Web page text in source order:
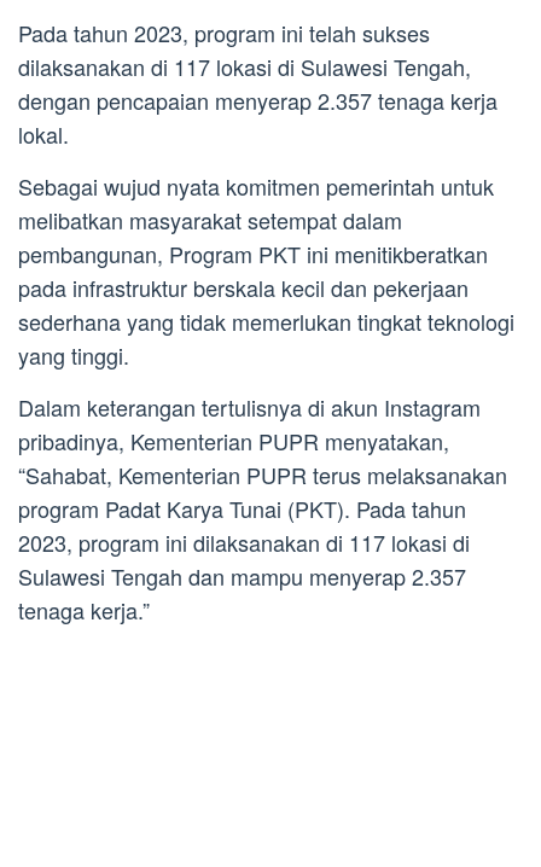
Pada tahun 2023, program ini telah sukses
dilaksanakan di 117 lokasi di Sulawesi Tengah,
dengan pencapaian menyerap 2.357 tenaga kerja
lokal.
Sebagai wujud nyata komitmen pemerintah untuk
melibatkan masyarakat setempat dalam
pembangunan, Program PKT ini menitikberatkan
pada infrastruktur berskala kecil dan pekerjaan
sederhana yang tidak memerlukan tingkat teknologi
yang tinggi.
Dalam keterangan tertulisnya di akun Instagram
pribadinya, Kementerian PUPR menyatakan,
“Sahabat, Kementerian PUPR terus melaksanakan
program Padat Karya Tunai (PKT). Pada tahun
2023, program ini dilaksanakan di 117 lokasi di
Sulawesi Tengah dan mampu menyerap 2.357
tenaga kerja.”